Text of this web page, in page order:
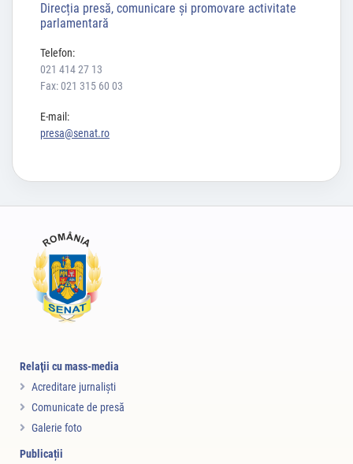
Direcția presă, comunicare și promovare activitate
parlamentară
Telefon:
021 414 27 13
Fax: 021 315 60 03
E-mail:
presa@senat.ro
Relaţii cu mass-media
Acreditare jurnalişti
Comunicate de presă
Galerie foto
Publicații